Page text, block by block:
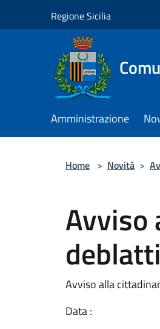
Regione Sicilia
Amministrazione
Home > Novità >
Avviso
Avviso alla
Data :